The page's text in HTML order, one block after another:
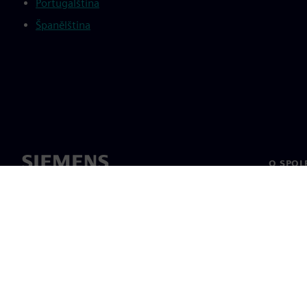
Portugalština
Španělština
O